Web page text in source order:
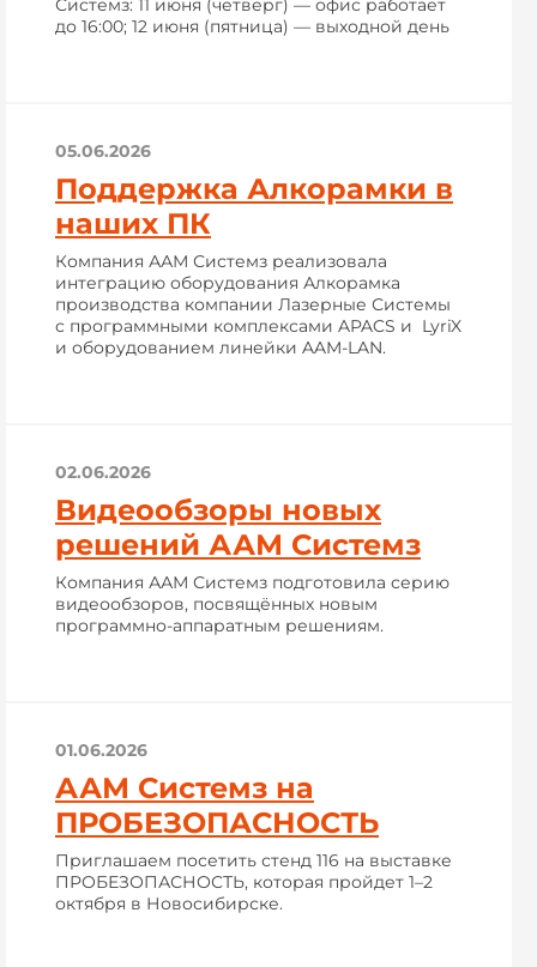
Системз: 11 июня (четверг) — офис работает
до 16:00; 12 июня (пятница) — выходной день
05.06.2026
Поддержка Алкорамки в
наших ПК
Компания ААМ Системз реализовала
интеграцию оборудования Алкорамка
производства компании Лазерные Системы
с программными комплексами APACS и LyriX
и оборудованием линейки AAM-LAN.
02.06.2026
Видеообзоры новых
решений ААМ Системз
Компания ААМ Системз подготовила серию
видеообзоров, посвящённых новым
программно-аппаратным решениям.
01.06.2026
ААМ Системз на
ПРОБЕЗОПАСНОСТЬ
Приглашаем посетить стенд 116 на выставке
ПРОБЕЗОПАСНОСТЬ, которая пройдет 1–2
октября в Новосибирске.